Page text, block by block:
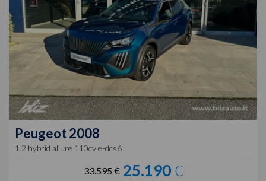
Peugeot 2008
1.2 hybrid allure 110cv e-dcs6
33.595 € 25.190€